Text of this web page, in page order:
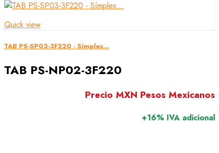
Quick view
TAB PS-SP03-3F220 - Símplex...
TAB PS-NP02-3F220
Precio MXN Pesos Mexicanos
+16% IVA adicional